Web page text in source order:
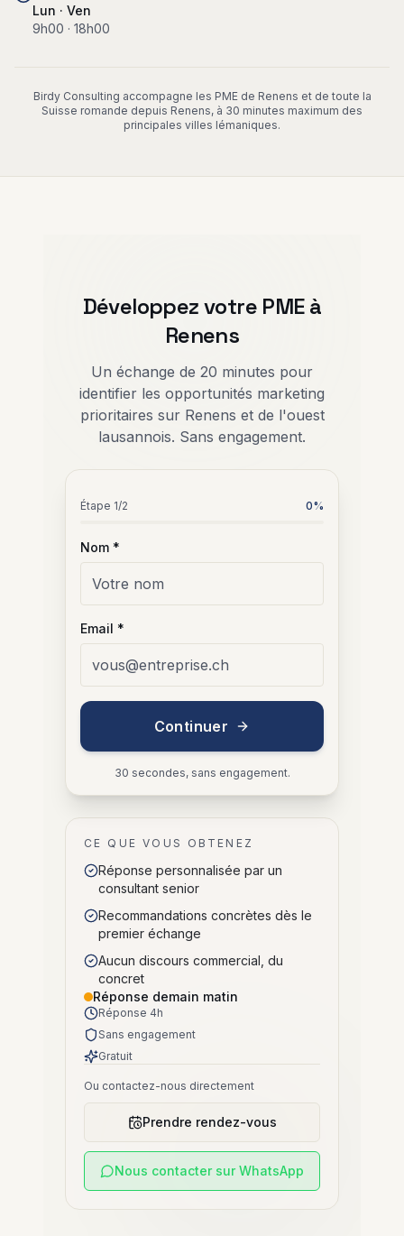
Lun · Ven
9h00 · 18h00
Birdy Consulting accompagne les PME de Renens et de toute la
Suisse romande depuis Renens, à 30 minutes maximum des
principales villes lémaniques.
Développez votre PME à
Renens
Un échange de 20 minutes pour
identifier les opportunités marketing
prioritaires sur Renens et de l'ouest
lausannois. Sans engagement.
CE QUE VOUS OBTENEZ
Réponse personnalisée par un
consultant senior
Recommandations concrètes dès le
premier échange
Aucun discours commercial, du
concret
Réponse demain matin
Réponse 4h
Sans engagement
Gratuit
Ou contactez-nous directement
Prendre rendez-vous
Nous contacter sur WhatsApp
Étape 1/2 0%
Nom *
Email *
Continuer
30 secondes, sans engagement.